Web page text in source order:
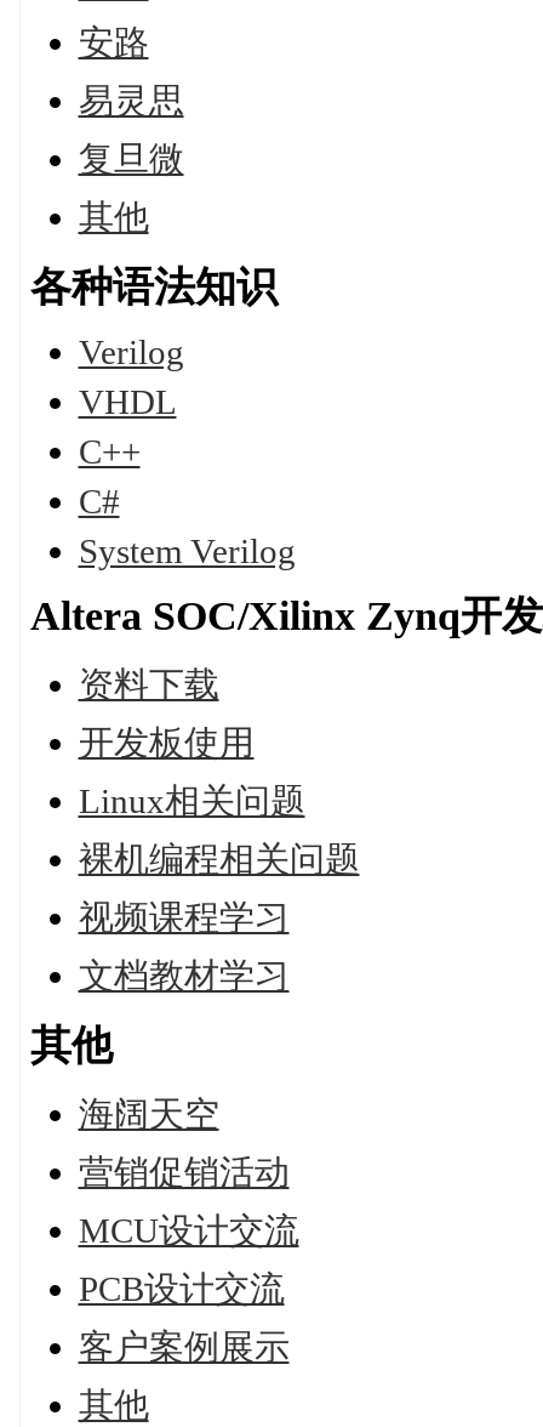
安路
易灵思
复旦微
其他
各种语法知识
Verilog
VHDL
C++
C#
System Verilog
Altera SOC/Xilinx Zynq开
资料下载
开发板使用
Linux相关问题
裸机编程相关问题
视频课程学习
文档教材学习
其他
海阔天空
营销促销活动
MCU设计交流
PCB设计交流
客户案例展示
其他